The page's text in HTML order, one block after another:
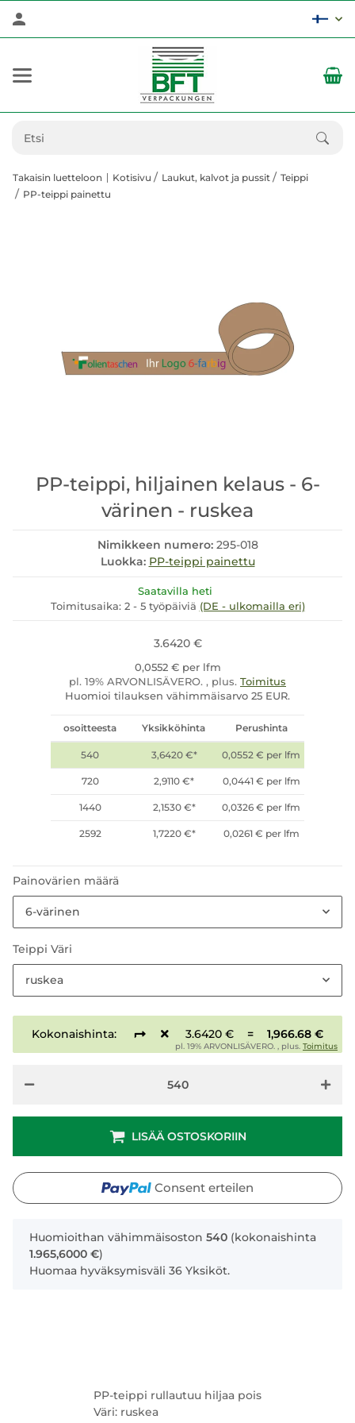
Takaisin luetteloon Kotisivu Laukut, kalvot ja pussit
Teippi
PP-teippi painettu
PP-teippi rullautuu hiljaa pois
Väri: ruskea
PP-teippi, hiljainen kelaus - 6-
värinen - ruskea
Nimikkeen numero: 295-018
Luokka: PP-teippi painettu
Saatavilla heti
Toimitusaika: 2 - 5 työpäiviä (DE - ulkomailla eri)
3.6420 €
0,0552 € per lfm
pl. 19% ARVONLISÄVERO. , plus. Toimitus
Huomioi tilauksen vähimmäisarvo 25 EUR.
osoitteesta Yksikköhinta Perushinta
540 3,6420 €* 0,0552 € per lfm
720 2,9110 €* 0,0441 € per lfm
1440 2,1530 €* 0,0326 € per lfm
2592 1,7220 €* 0,0261 € per lfm
Painovärien määrä
6-värinen
Teippi Väri
ruskea
Kokonaishinta: 3.6420 € = 1,966.68 €
pl. 19% ARVONLISÄVERO. , plus. Toimitus
LISÄÄ OSTOSKORIIN
Consent erteilen
x
Huomioithan vähimmäisoston 540 (kokonaishinta
1.965,6000 €)
Huomaa hyväksymisväli 36 Yksiköt.